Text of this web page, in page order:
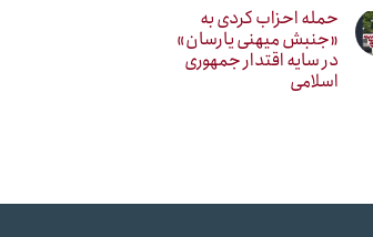
حمله احزاب کردی به
«جنبش میهنی یارسان»
در سایه اقتدار جمهوری
اسلامی